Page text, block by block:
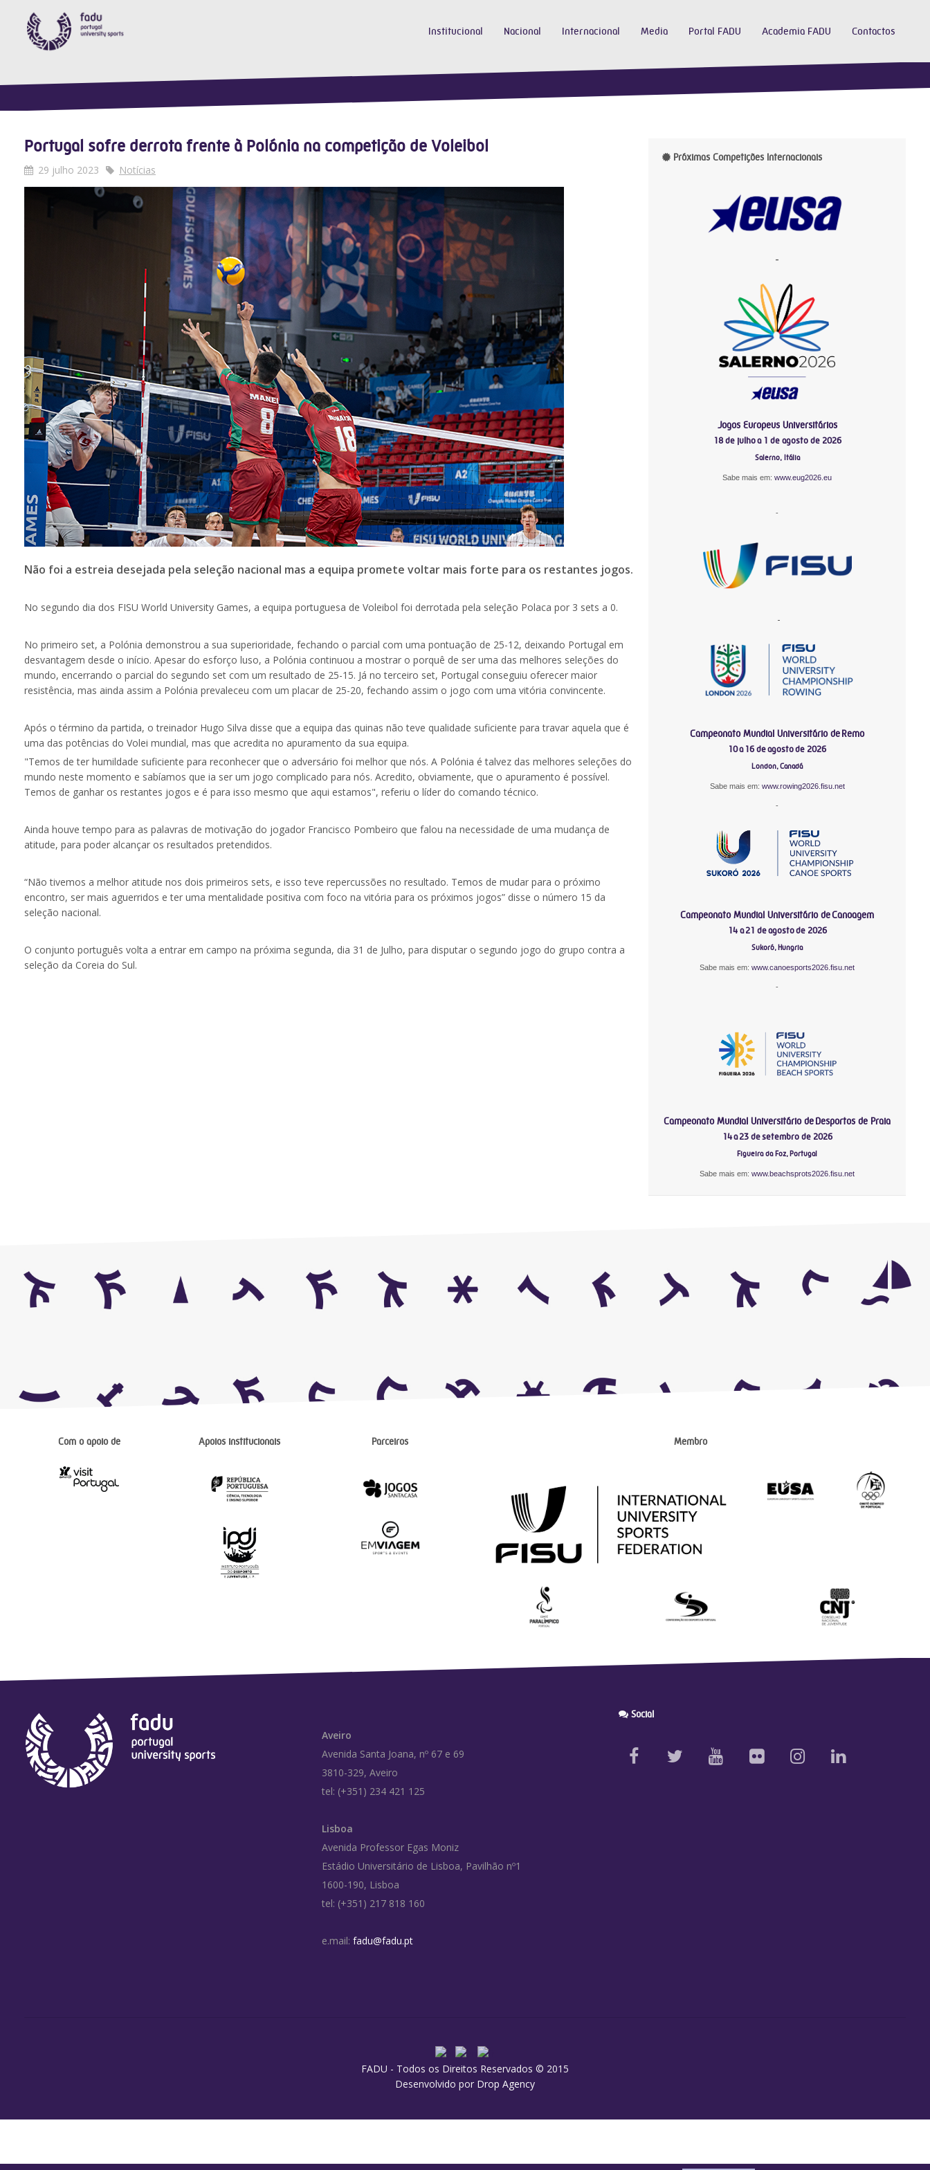
Institucional Nacional Internacional Media Portal FADU Academia FADU Contactos
Portugal sofre derrota frente à Polónia na competição de Voleibol
29 julho 2023 Notícias
Não foi a estreia desejada pela seleção nacional mas a equipa promete voltar mais forte para os restantes jogos.
No segundo dia dos FISU World University Games, a equipa portuguesa de Voleibol foi derrotada pela seleção Polaca por 3 sets a 0.
No primeiro set, a Polónia demonstrou a sua superioridade, fechando o parcial com uma pontuação de 25-12, deixando Portugal em
desvantagem desde o início. Apesar do esforço luso, a Polónia continuou a mostrar o porquê de ser uma das melhores seleções do
mundo, encerrando o parcial do segundo set com um resultado de 25-15. Já no terceiro set, Portugal conseguiu oferecer maior
resistência, mas ainda assim a Polónia prevaleceu com um placar de 25-20, fechando assim o jogo com uma vitória convincente.
Após o término da partida, o treinador Hugo Silva disse que a equipa das quinas não teve qualidade suficiente para travar aquela que é
uma das potências do Volei mundial, mas que acredita no apuramento da sua equipa.
"Temos de ter humildade suficiente para reconhecer que o adversário foi melhor que nós. A Polónia é talvez das melhores seleções do
mundo neste momento e sabíamos que ia ser um jogo complicado para nós. Acredito, obviamente, que o apuramento é possível.
Temos de ganhar os restantes jogos e é para isso mesmo que aqui estamos", referiu o líder do comando técnico.
Ainda houve tempo para as palavras de motivação do jogador Francisco Pombeiro que falou na necessidade de uma mudança de
atitude, para poder alcançar os resultados pretendidos.
“Não tivemos a melhor atitude nos dois primeiros sets, e isso teve repercussões no resultado. Temos de mudar para o próximo
encontro, ser mais aguerridos e ter uma mentalidade positiva com foco na vitória para os próximos jogos” disse o número 15 da
seleção nacional.
O conjunto português volta a entrar em campo na próxima segunda, dia 31 de Julho, para disputar o segundo jogo do grupo contra a
seleção da Coreia do Sul.
Próximas Competições Internacionais
-
Jogos Europeus Universitários
18 de julho a 1 de agosto de 2026
Salerno, Itália
Sabe mais em:www.eug2026.eu
-
-
Campeonato Mundial Universitário de Remo
10 a 16 de agosto de 2026
London, Canadá
Sabe mais em: www.rowing2026.fisu.net
-
Campeonato Mundial Universitário de Canoagem
14 a 21 de agosto de 2026
Sukoró, Hungria
Sabe mais em:www.canoesports2026.fisu.net
-
Campeonato Mundial Universitário de Desportos de Praia
14 a 23 de setembro de 2026
Figueira da Foz, Portugal
Sabe mais em:www.beachsprots2026.fisu.net
Com o apoio de Apoios institucionais Parceiros Membro
Aveiro
Avenida Santa Joana, nº 67 e 69
3810-329, Aveiro
tel: (+351) 234 421 125
Lisboa
Avenida Professor Egas Moniz
Estádio Universitário de Lisboa, Pavilhão nº1
1600-190, Lisboa
tel: (+351) 217 818 160
e.mail: fadu@fadu.pt
Social
FADU - Todos os Direitos Reservados © 2015
Desenvolvido por Drop Agency